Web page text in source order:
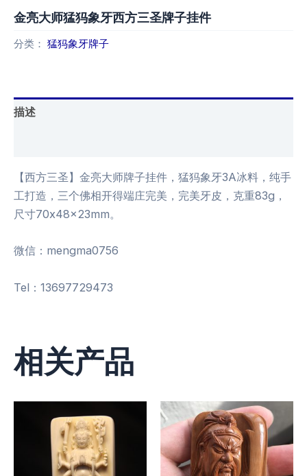
金亮大师猛犸象牙西方三圣牌子挂件
分类： 猛犸象牙牌子
描述
【西方三圣】金亮大师牌子挂件，猛犸象牙3A冰料，纯手
工打造，三个佛相开得端庄完美，完美牙皮，克重83g，
尺寸70x48x23mm。
微信：mengma0756
Tel：13697729473
相关产品